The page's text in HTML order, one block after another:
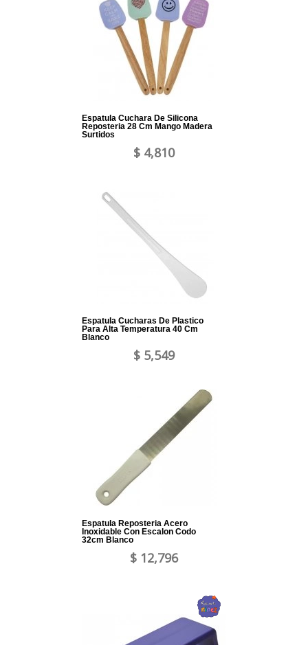
Espatula Cuchara De Silicona
Reposteria 28 Cm Mango Madera
Surtidos
$ 4,810
Espatula Cucharas De Plastico
Para Alta Temperatura 40 Cm
Blanco
$ 5,549
Espatula Reposteria Acero
Inoxidable Con Escalon Codo
32cm Blanco
$ 12,796